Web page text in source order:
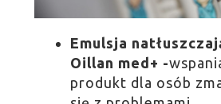
Emulsja
Oillan med+ -
produkt dla osób